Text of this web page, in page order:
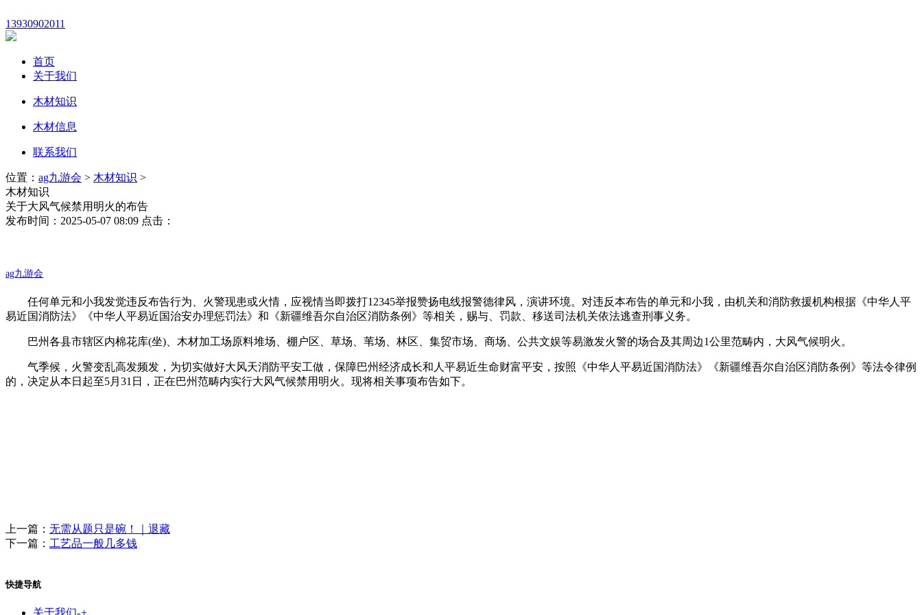
13930902011
首页
关于我们
木材知识
木材信息
联系我们
位置： ag九游会 > 木材知识 >
木材知识
关于大风气候禁用明火的布告
发布时间：2025-05-07 08:09 点击：
ag九游会
任何单元和小我发觉违反布告行为、火警现患或火情，应视情当即拨打12345举报赞扬电线报警德律风，演讲环境。对违反本布告的单元和小我，由机关和消防救援机构根据《中华人平
易近国消防法》《中华人平易近国治安办理惩罚法》和《新疆维吾尔自治区消防条例》等相关，赐与、罚款、移送司法机关依法逃查刑事义务。
巴州各县市辖区内棉花库(坐)、木材加工场原料堆场、棚户区、草场、苇场、林区、集贸市场、商场、公共文娱等易激发火警的场合及其周边1公里范畴内，大风气候明火。
气季候，火警变乱高发频发，为切实做好大风天消防平安工做，保障巴州经济成长和人平易近生命财富平安，按照《中华人平易近国消防法》《新疆维吾尔自治区消防条例》等法令律例
的，决定从本日起至5月31日，正在巴州范畴内实行大风气候禁用明火。现将相关事项布告如下。
上一篇： 无需从题只是碗！｜退藏
下一篇： 工艺品一般几多钱
快捷导航